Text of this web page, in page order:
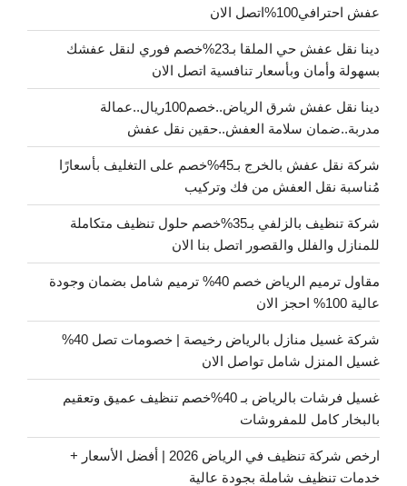
عفش احترافي100%اتصل الان
دينا نقل عفش حي الملقا بـ23%خصم فوري لنقل عفشك
بسهولة وأمان وبأسعار تنافسية اتصل الان
دينا نقل عفش شرق الرياض..خصم100ريال..عمالة
مدربة..ضمان سلامة العفش..حقين نقل عفش
شركة نقل عفش بالخرج بـ45%خصم على التغليف بأسعارًا
مُناسبة نقل العفش من فك وتركيب
شركة تنظيف بالزلفي بـ35%خصم حلول تنظيف متكاملة
للمنازل والفلل والقصور اتصل بنا الان
مقاول ترميم الرياض خصم 40% ترميم شامل بضمان وجودة
عالية 100% احجز الان
شركة غسيل منازل بالرياض رخيصة | خصومات تصل 40%
غسيل المنزل شامل تواصل الان
غسيل فرشات بالرياض بـ 40%خصم تنظيف عميق وتعقيم
بالبخار كامل للمفروشات
ارخص شركة تنظيف في الرياض 2026 | أفضل الأسعار +
خدمات تنظيف شاملة بجودة عالية